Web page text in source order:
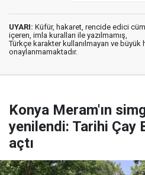
UYARI: Küfür, hakaret, rencide edici
içeren, imla kuralları ile yazılmamış,
Türkçe karakter kullanılmayan ve büyük
onaylanmamaktadır.
Konya Meram'ın
yenilendi: Tarihi Çay
açtı